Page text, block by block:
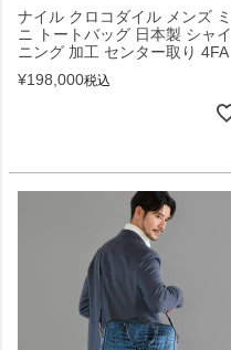
ナイル クロコダイル メンズ ミ
ニ トートバッグ 日本製 シャイ
ニング 加工 センター取り 4FA
¥198,000税込